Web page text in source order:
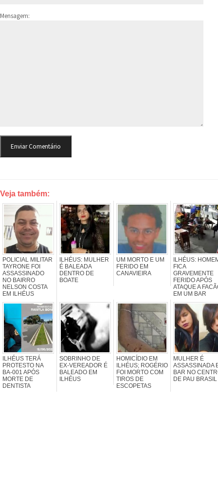
Mensagem:
Veja também:
POLICIAL MILITAR
TAYRONE FOI
ASSASSINADO
NO BAIRRO
NELSON COSTA
EM ILHÉUS
ILHÉUS: MULHER
É BALEADA
DENTRO DE
BOATE
UM MORTO E UM
FERIDO EM
CANAVIEIRA
ILHÉUS:
FICA
GRAVEMENTE
FERIDO APÓS
ATAQUE A
EM UM BAR
ILHÉUS TERÁ
PROTESTO NA
BA-001 APÓS
MORTE DE
DENTISTA
SOBRINHO DE
EX-VEREADOR É
BALEADO EM
ILHÉUS
HOMICÍDIO EM
ILHÉUS; ROGÉRIO
FOI MORTO COM
TIROS DE
ESCOPETAS
MULHER É
ASSASSINADA
BAR NO
DE PAU BRASIL